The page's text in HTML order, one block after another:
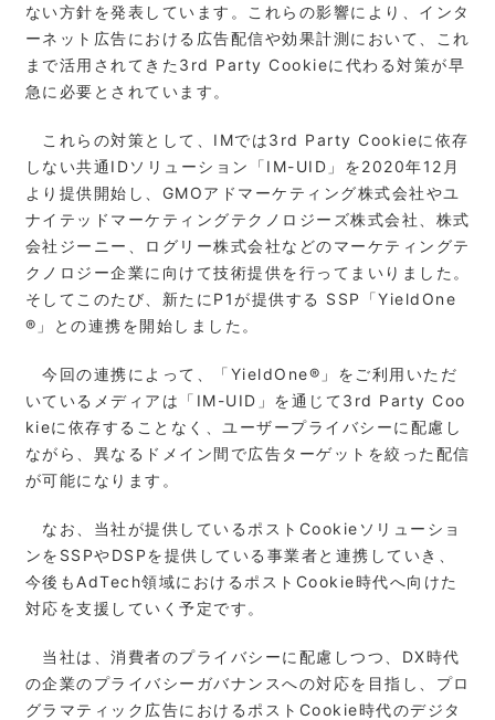
ない方針を発表しています。これらの影響により、インタ
ーネット広告における広告配信や効果計測において、これ
まで活用されてきた3rd Party Cookieに代わる対策が早
急に必要とされています。
これらの対策として、IMでは3rd Party Cookieに依存
しない共通IDソリューション「IM-UID」を2020年12月
より提供開始し、GMOアドマーケティング株式会社やユ
ナイテッドマーケティングテクノロジーズ株式会社、株式
会社ジーニー、ログリー株式会社などのマーケティングテ
クノロジー企業に向けて技術提供を行ってまいりました。
そしてこのたび、新たにP1が提供する SSP「YieldOne
®」との連携を開始しました。
今回の連携によって、「YieldOne®」をご利用いただ
いているメディアは「IM-UID」を通じて3rd Party Coo
kieに依存することなく、ユーザープライバシーに配慮し
ながら、異なるドメイン間で広告ターゲットを絞った配信
が可能になります。
なお、当社が提供しているポストCookieソリューショ
ンをSSPやDSPを提供している事業者と連携していき、
今後もAdTech領域におけるポストCookie時代へ向けた
対応を支援していく予定です。
当社は、消費者のプライバシーに配慮しつつ、DX時代
の企業のプライバシーガバナンスへの対応を目指し、プロ
グラマティック広告におけるポストCookie時代のデジタ